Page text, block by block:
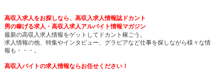
高収入求人をお探しなら、高収入求人情報誌ドカント
男の稼げる求人・高収入求人アルバイト情報マガジン
最新の高収入求人情報をゲットしてドカント稼ごう。
求人情報の他、特集やインタビュー、グラビアなど仕事を探しながら様々な情
報も・・・。
高収入バイトの求人情報ならお任せください！